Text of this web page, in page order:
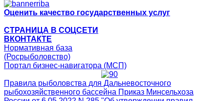
Оценить качество государственных услуг
СТРАНИЦА В СОЦСЕТИ
ВКОНТАКТЕ
Нормативная база
(Росрыболовство)
Портал бизнес-навигатора (МСП)
Правила рыболовства для Дальневосточного
рыбохозяйственного бассейна Приказ Минсельхоза